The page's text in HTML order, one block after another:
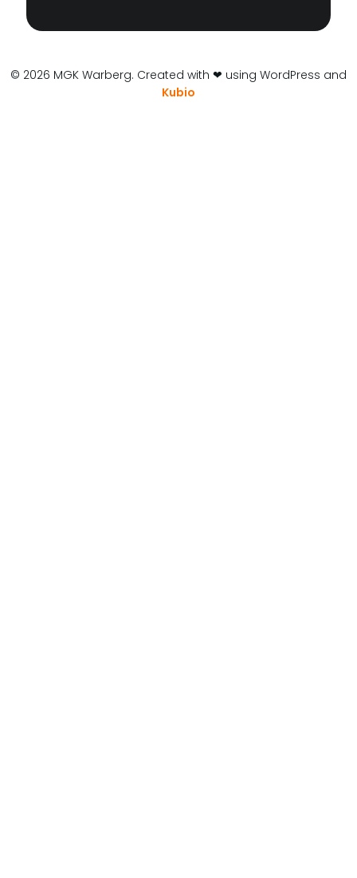
© 2026 MGK Warberg. Created with ❤ using WordPress and
Kubio